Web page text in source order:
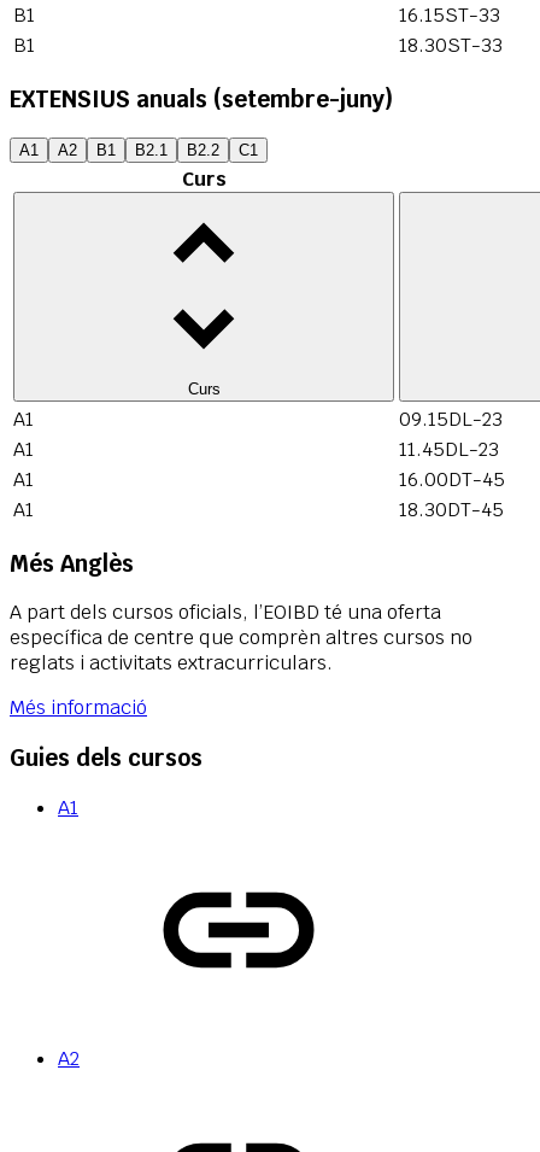
B1
16.15ST-33
B1
18.30ST-33
EXTENSIUS anuals (setembre-juny)
A1 A2 B1 B2.1 B2.2 C1
Curs
Curs
A1
09.15DL-23
A1
11.45DL-23
A1
16.00DT-45
A1
18.30DT-45
Més Anglès
A part dels cursos oficials, l’EOIBD té una oferta
específica de centre que comprèn altres cursos no
reglats i activitats extracurriculars.
Més informació
Guies dels cursos
A1
A2